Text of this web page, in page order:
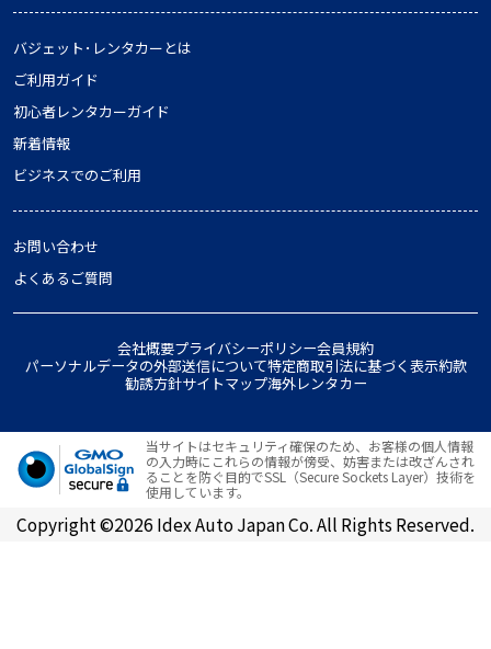
バジェット･レンタカーとは
ご利用ガイド
初心者レンタカーガイド
新着情報
ビジネスでのご利用
お問い合わせ
よくあるご質問
会社概要プライバシーポリシー会員規約
パーソナルデータの外部送信について特定商取引法に基づく表示約款
勧誘方針サイトマップ海外レンタカー
当サイトはセキュリティ確保のため、お客様の個人情報
の入力時にこれらの情報が傍受、妨害または改ざんされ
ることを防ぐ目的でSSL（Secure Sockets Layer）技術を
使用しています。
Copyright ©2026 Idex Auto Japan Co. All Rights Reserved.